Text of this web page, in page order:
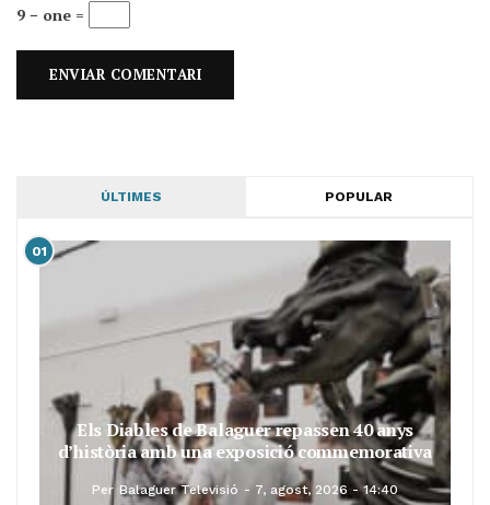
9 − one =
ÚLTIMES POPULAR
01
Els Diables de Balaguer repassen 40 anys
d’història amb una exposició commemorativa
Per Balaguer Televisió 7, agost, 2026 - 14:40